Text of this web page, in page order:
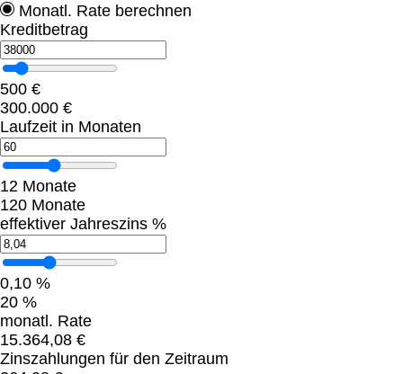
Monatl. Rate berechnen
Kreditbetrag
500 €
300.000 €
Laufzeit in Monaten
12 Monate
120 Monate
effektiver Jahreszins %
0,10 %
20 %
monatl. Rate
15.364,08 €
Zinszahlungen für den Zeitraum